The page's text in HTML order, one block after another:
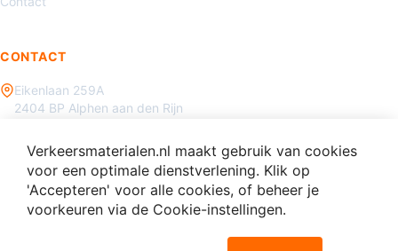
CONTACT
Eikenlaan 259A
2404 BP Alphen aan den Rijn
info@verkeersmaterialen.nl
Verkeersmaterialen.nl maakt gebruik van cookies
voor een optimale dienstverlening. Klik op
'Accepteren' voor alle cookies, of beheer je
voorkeuren via de Cookie-instellingen.